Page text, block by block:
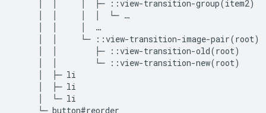
     │  │     │  ├─ ::view-transition-group(item2)
     │  │     │  │  └─ …
     │  │     │  …
     │  │     └─ ::view-transition-image-pair(root)
     │  │        ├─ ::view-transition-old(root)
     │  │        └─ ::view-transition-new(root)
     │  ├─ li
     │  ├─ li
     │  └─ li